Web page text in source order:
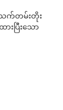
သက်တမ်းတိုး
ပြီးသော